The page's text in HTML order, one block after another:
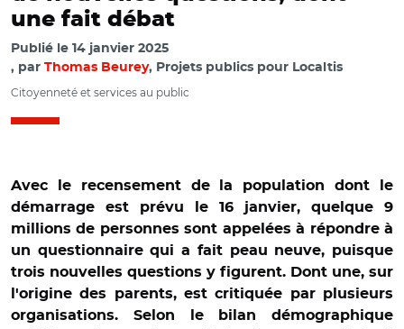
une fait débat
Publié le 14 janvier 2025
par Thomas Beurey, Projets publics pour Localtis
Citoyenneté et services au public
Avec le recensement de la population dont le
démarrage est prévu le 16 janvier, quelque 9
millions de personnes sont appelées à répondre à
un questionnaire qui a fait peau neuve, puisque
trois nouvelles questions y figurent. Dont une, sur
l'origine des parents, est critiquée par plusieurs
organisations. Selon le bilan démographique